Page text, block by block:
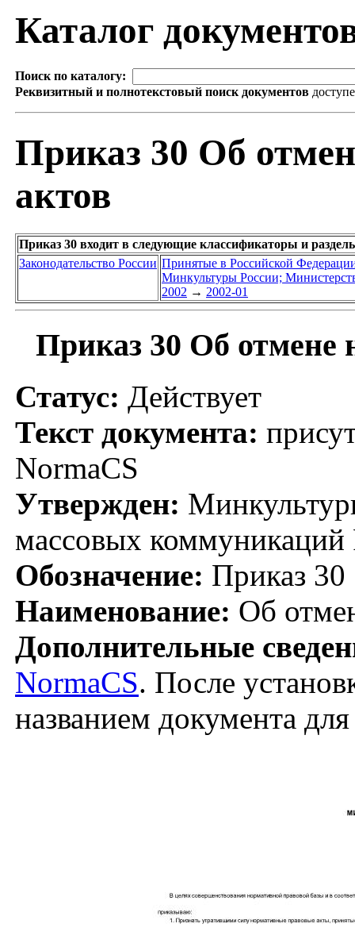
Каталог
Поиск по каталогу:
Реквизитный и полнотекстовый поиск документов
Приказ 30 Об
актов
Приказ 30 входит в следующие классификаторы и
Законодательство России Принятые в Российской
Минкультуры России;
2002 → 2002-01
Приказ 30 Об отмене
Статус: Действует
Текст документа:
NormaCS
Утвержден:
массовых
Обозначение: Приказ 30
Наименование: Об
Дополнительные
NormaCS. После
названием документа